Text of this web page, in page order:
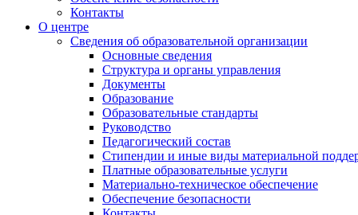
Контакты
О центре
Сведения об образовательной организации
Основные сведения
Структура и органы управления
Документы
Образование
Образовательные стандарты
Руководство
Педагогический состав
Стипендии и иные виды материальной
Платные образовательные услуги
Материально-техническое обеспечение
Обеспечение безопасности